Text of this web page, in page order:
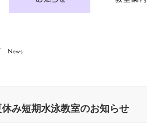
み短期水泳教室のお知らせ